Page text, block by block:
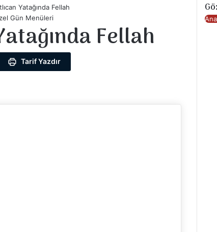
Yatağında Fellah
Gün Menüleri
Fellah
Tarif Yazdır